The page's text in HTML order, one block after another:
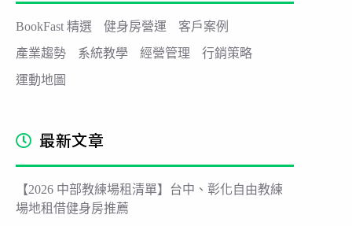
BookFast 精選 健身房營運
客戶案例
產業趨勢
系統教學 經營管理
行銷策略
運動地圖
最新文章
【2026 中部教練場租清單】台中、彰化自由教練
場地租借健身房推薦